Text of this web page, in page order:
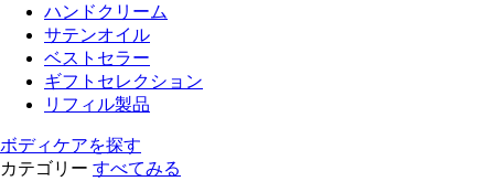
ハンドクリーム
サテンオイル
ベストセラー
ギフトセレクション
リフィル製品
ボディケアを探す
カテゴリー すべてみる